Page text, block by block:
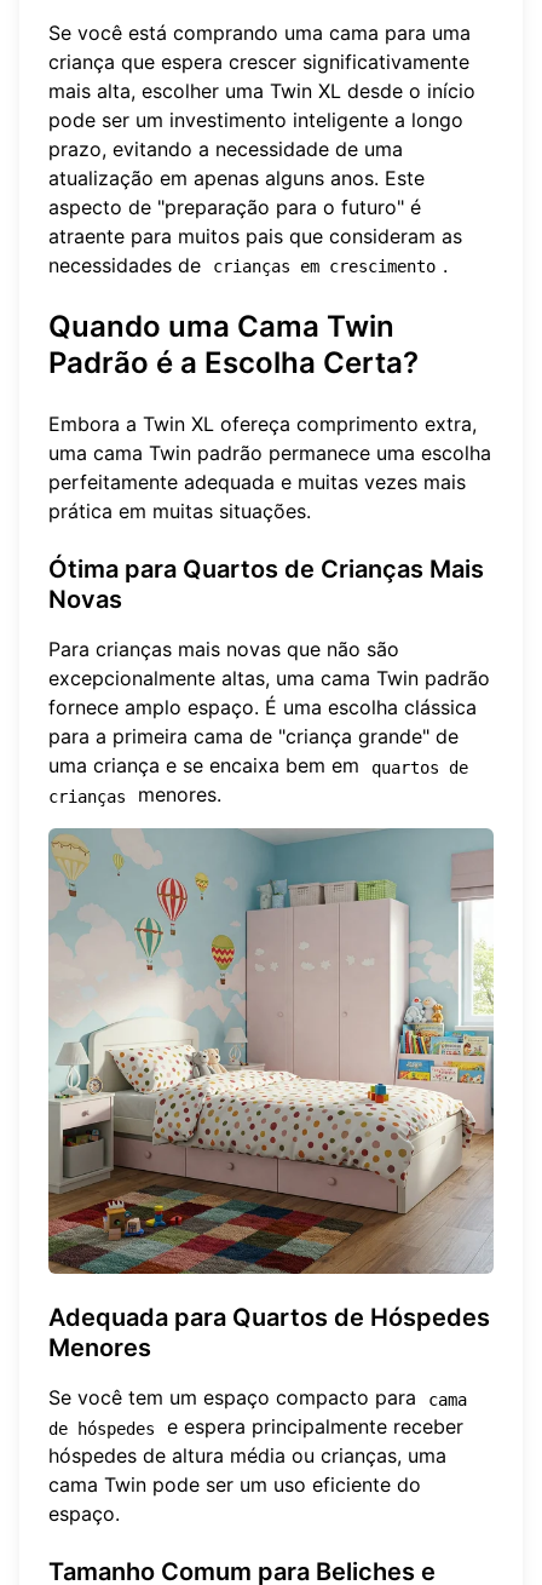
Se você está comprando uma cama para uma
criança que espera crescer significativamente
mais alta, escolher uma Twin XL desde o início
pode ser um investimento inteligente a longo
prazo, evitando a necessidade de uma
atualização em apenas alguns anos. Este
aspecto de "preparação para o futuro" é
atraente para muitos pais que consideram as
necessidades de
crianças em crescimento .
Quando uma Cama Twin
Padrão é a Escolha Certa?
Embora a Twin XL ofereça comprimento extra,
uma cama Twin padrão permanece uma escolha
perfeitamente adequada e muitas vezes mais
prática em muitas situações.
Ótima para Quartos de Crianças Mais
Novas
Para crianças mais novas que não são
excepcionalmente altas, uma cama Twin padrão
fornece amplo espaço. É uma escolha clássica
para a primeira cama de "criança grande" de
uma criança e se encaixa bem em
quartos de
crianças
menores.
Adequada para Quartos de Hóspedes
Menores
Se você tem um espaço compacto para
cama
de hóspedes
e espera principalmente receber
hóspedes de altura média ou crianças, uma
cama Twin pode ser um uso eficiente do
espaço.
Tamanho Comum para Beliches e